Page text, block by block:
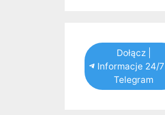
Dołącz |
Informacje 24/7 |
Telegram